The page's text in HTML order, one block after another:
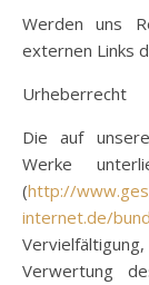
Werden uns
externen Links
Urheberrecht
Die auf
Werke
(http://
internet.de/
Verwertung